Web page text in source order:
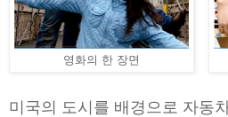
영화의 한 장면
미국의 도시를 배경으로 자동